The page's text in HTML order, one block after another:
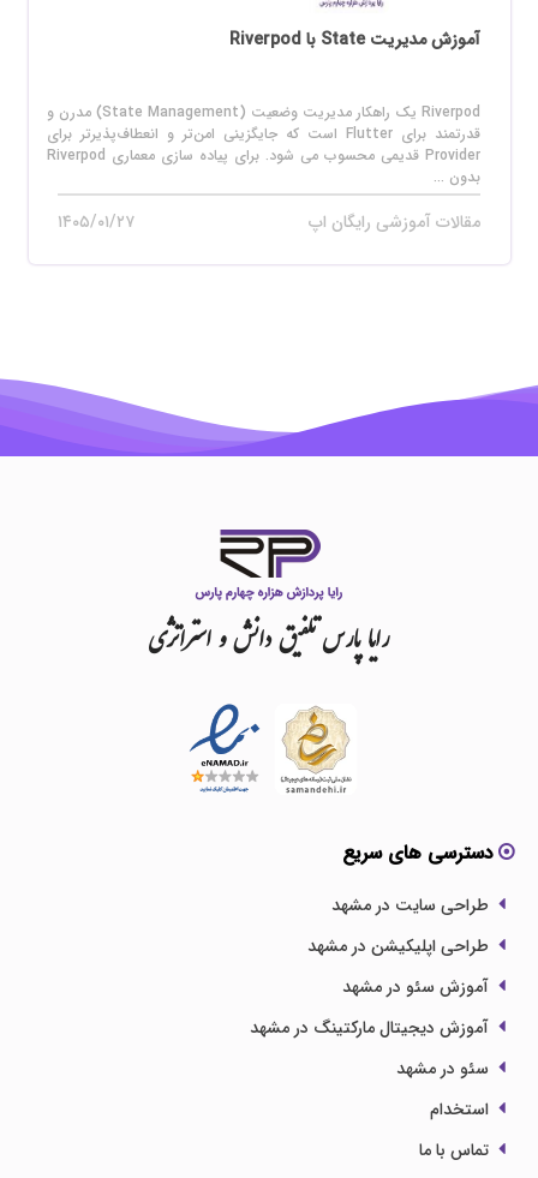
آموزش مدیریت State با Riverpod
Riverpod یک راهکار مدیریت وضعیت (State Management) مدرن و
قدرتمند برای Flutter است که جایگزینی امن‌تر و انعطاف‌پذیرتر برای
Provider قدیمی محسوب می‌ شود. برای پیاده‌ سازی معماری Riverpod
بدون ...
مقالات آموزشی رایگان اپ ۱۴۰۵/۰۱/۲۷
رایاپارستلفیقدانشواستراتژی
دسترسی های سریع
طراحی سایت در مشهد
طراحی اپلیکیشن در مشهد
آموزش سئو در مشهد
آموزش دیجیتال مارکتینگ در مشهد
سئو در مشهد
استخدام
تماس با ما